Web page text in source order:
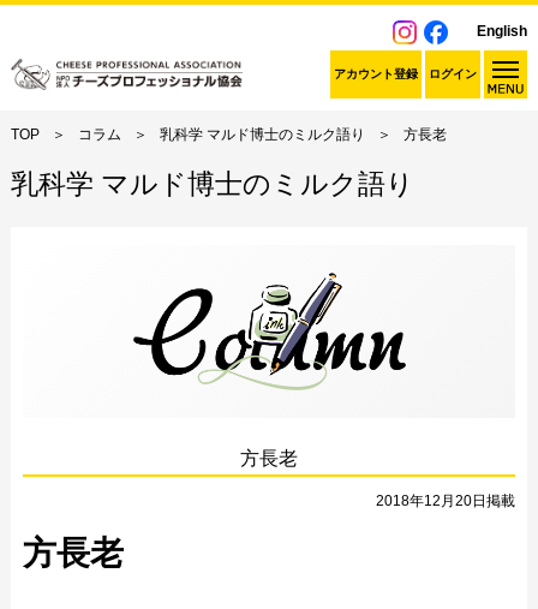
English
アカウント登録 ログイン
TOP コラム 乳科学 マルド博士のミルク語り 方長老
乳科学 マルド博士のミルク語り
方長老
2018年12月20日掲載
方長老